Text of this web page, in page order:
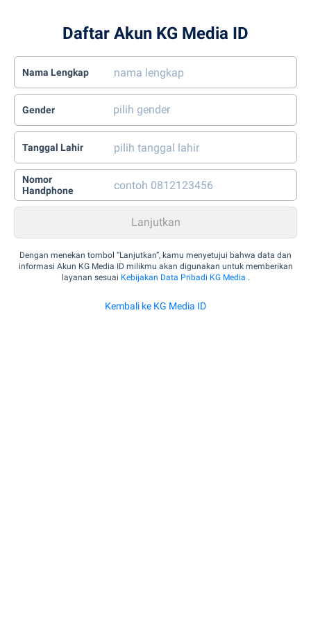
Daftar Akun KG Media ID
Nama Lengkap
Gender
Tanggal Lahir
Nomor
Handphone
Dengan menekan tombol “Lanjutkan”, kamu menyetujui bahwa data dan
informasi Akun KG Media ID milikmu akan digunakan untuk memberikan
layanan sesuai Kebijakan Data Pribadi KG Media .
Kembali ke KG Media ID